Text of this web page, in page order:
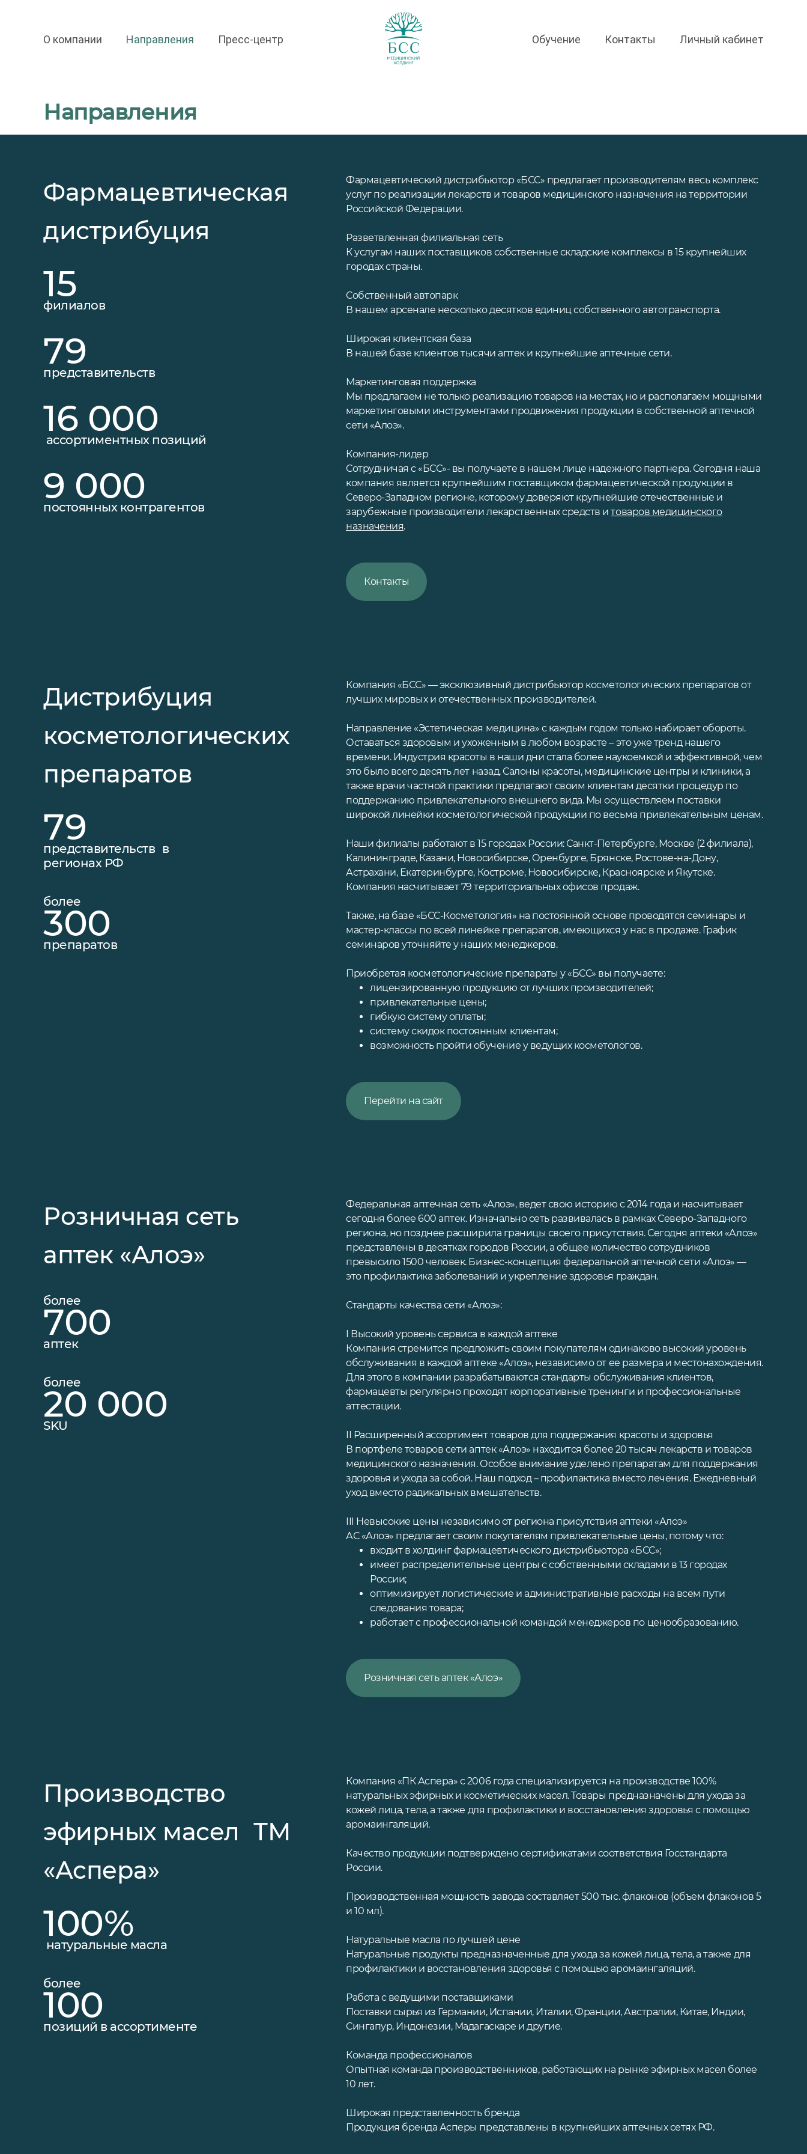
О компании Направления Пресс-центр Обучение Контакты Личный кабинет
Направления
Фармацевтическая
дистрибуция
15
филиалов
79
представительств
16 000
ассортиментных позиций
9 000
постоянных контрагентов
Фармацевтический дистрибьютор «БСС» предлагает производителям весь комплекс
услуг по реализации лекарств и товаров медицинского назначения на территории
Российской Федерации.
Разветвленная филиальная сеть
К услугам наших поставщиков собственные складские комплексы в 15 крупнейших
городах страны.
Собственный автопарк
В нашем арсенале несколько десятков единиц собственного автотранспорта.
Широкая клиентская база
В нашей базе клиентов тысячи аптек и крупнейшие аптечные сети.
Маркетинговая поддержка
Мы предлагаем не только реализацию товаров на местах, но и располагаем мощными
маркетинговыми инструментами продвижения продукции в собственной аптечной
сети «Алоэ».
Компания-лидер
Сотрудничая с «БСС»- вы получаете в нашем лице надежного партнера. Сегодня наша
компания является крупнейшим поставщиком фармацевтической продукции в
Северо-Западном регионе, которому доверяют крупнейшие отечественные и
зарубежные производители лекарственных средств итоваров медицинского
назначения.
Контакты
Дистрибуция
косметологических
препаратов
79
представительств в
регионах РФ
более
300
препаратов
Компания «БСС» — эксклюзивный дистрибьютор косметологических препаратов от
лучших мировых и отечественных производителей.
Направление «Эстетическая медицина» с каждым годом только набирает обороты.
Оставаться здоровым и ухоженным в любом возрасте – это уже тренд нашего
времени. Индустрия красоты в наши дни стала более наукоемкой и эффективной, чем
это было всего десять лет назад. Салоны красоты, медицинские центры и клиники, а
также врачи частной практики предлагают своим клиентам десятки процедур по
поддержанию привлекательного внешнего вида. Мы осуществляем поставки
широкой линейки косметологической продукции по весьма привлекательным ценам.
Наши филиалы работают в 15 городах России: Санкт-Петербурге, Москве (2 филиала),
Калининграде, Казани, Новосибирске, Оренбурге, Брянске, Ростове-на-Дону,
Астрахани, Екатеринбурге, Костроме, Новосибирске, Красноярске и Якутске.
Компания насчитывает 79 территориальных офисов продаж.
Также, на базе «БСС-Косметология» на постоянной основе проводятся семинары и
мастер-классы по всей линейке препаратов, имеющихся у нас в продаже. График
семинаров уточняйте у наших менеджеров.
Приобретая косметологические препараты у «БСС» вы получаете:
лицензированную продукцию от лучших производителей;
привлекательные цены;
гибкую систему оплаты;
систему скидок постоянным клиентам;
возможность пройти обучение у ведущих косметологов.
Перейти на сайт
Розничная сеть
аптек «Алоэ»
более
700
аптек
более
20 000
SKU
Федеральная аптечная сеть «Алоэ», ведет свою историю с 2014 года и насчитывает
сегодня более 600 аптек. Изначально сеть развивалась в рамках Северо-Западного
региона, но позднее расширила границы своего присутствия. Сегодня аптеки «Алоэ»
представлены в десятках городов России, а общее количество сотрудников
превысило 1500 человек. Бизнес-концепция федеральной аптечной сети «Алоэ» —
это профилактика заболеваний и укрепление здоровья граждан.
Стандарты качества сети «Алоэ»:
I Высокий уровень сервиса в каждой аптеке
Компания стремится предложить своим покупателям одинаково высокий уровень
обслуживания в каждой аптеке «Алоэ», независимо от ее размера и местонахождения.
Для этого в компании разрабатываются стандарты обслуживания клиентов,
фармацевты регулярно проходят корпоративные тренинги и профессиональные
аттестации.
II Расширенный ассортимент товаров для поддержания красоты и здоровья
В портфеле товаров сети аптек «Алоэ» находится более 20 тысяч лекарств и товаров
медицинского назначения. Особое внимание уделено препаратам для поддержания
здоровья и ухода за собой. Наш подход – профилактика вместо лечения. Ежедневный
уход вместо радикальных вмешательств.
III Невысокие цены независимо от региона присутствия аптеки «Алоэ»
АС «Алоэ» предлагает своим покупателям привлекательные цены, потому что:
входит в холдинг фармацевтического дистрибьютора «БСС»;
имеет распределительные центры с собственными складами в 13 городах
России;
оптимизирует логистические и административные расходы на всем пути
следования товара;
работает с профессиональной командой менеджеров по ценообразованию.
Розничная сеть аптек «Алоэ»
Производство
эфирных масел ТМ
«Аспера»
100%
натуральные масла
более
100
позиций в ассортименте
Компания «ПК Аспера» с 2006 года специализируется на производстве 100%
натуральных эфирных и косметических масел. Товары предназначены для ухода за
кожей лица, тела, а также для профилактики и восстановления здоровья с помощью
аромаингаляций.
Качество продукции подтверждено сертификатами соответствия Госстандарта
России.
Производственная мощность завода составляет 500 тыс. флаконов (объем флаконов 5
и 10 мл).
Натуральные масла по лучшей цене
Натуральные продукты предназначенные для ухода за кожей лица, тела, а также для
профилактики и восстановления здоровья с помощью аромаингаляций.
Работа с ведущими поставщиками
Поставки сырья из Германии, Испании, Италии, Франции, Австралии, Китае, Индии,
Сингапур, Индонезии, Мадагаскаре и другие.
Команда профессионалов
Опытная команда производственников, работающих на рынке эфирных масел более
10 лет.
Широкая представленность бренда
Продукция бренда Асперы представлены в крупнейших аптечных сетях РФ.